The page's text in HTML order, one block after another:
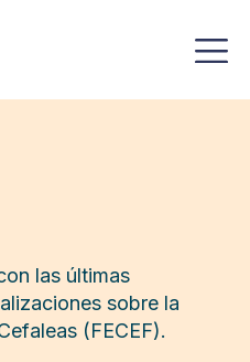
las últimas
sobre la
(FECEF).